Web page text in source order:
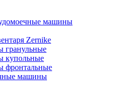
машины
Zernike
гранульные
купольные
фронтальные
машины